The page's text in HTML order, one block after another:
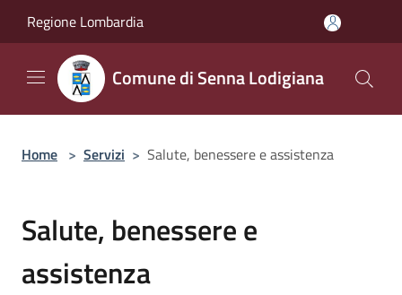
Regione Lombardia
Comune di Senna Lodigiana
Home > Servizi > Salute, benessere e assistenza
Salute, benessere e
assistenza